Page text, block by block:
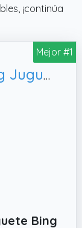
¡continúa
Mejor #1
Giochi Preziosi Casa Bing Juguete, 2 plantas y 3 habitaciones con accesorios de la serie de
Bing